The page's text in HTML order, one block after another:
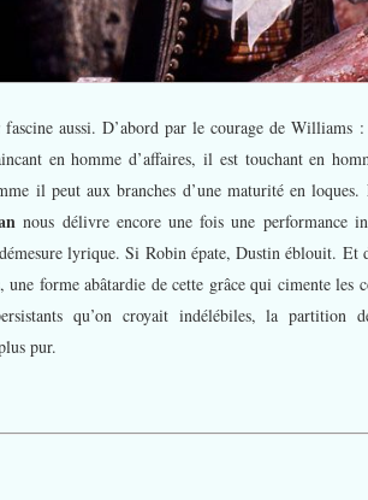
fascine aussi. D’abord par le courage de Williams
en homme d’affaires, il est touchant en
il peut aux branches d’une maturité en
nous délivre encore une fois une performance
lyrique. Si Robin épate, Dustin éblouit. Et
une forme abâtardie de cette grâce qui cimente les
qu’on croyait indélébiles, la partition
pur.